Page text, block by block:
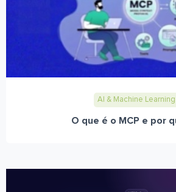
AI & Machine Learning
O que é o MCP e por